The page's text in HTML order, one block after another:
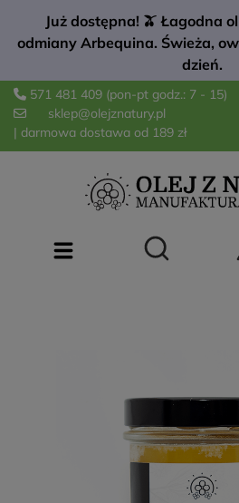
Już dostępna! 🫒 Łagodna
odmiany Arbequina. Świeża,
dzień.
571 481 409 (pon-pt godz.: 7 - 15)
sklep@olejznatury.pl
| darmowa dostawa od 189 zł